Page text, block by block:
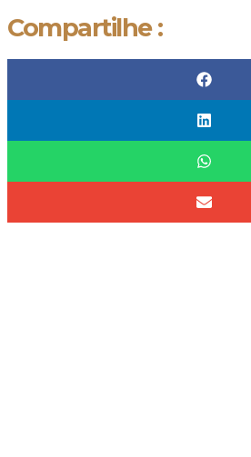
Compartilhe :